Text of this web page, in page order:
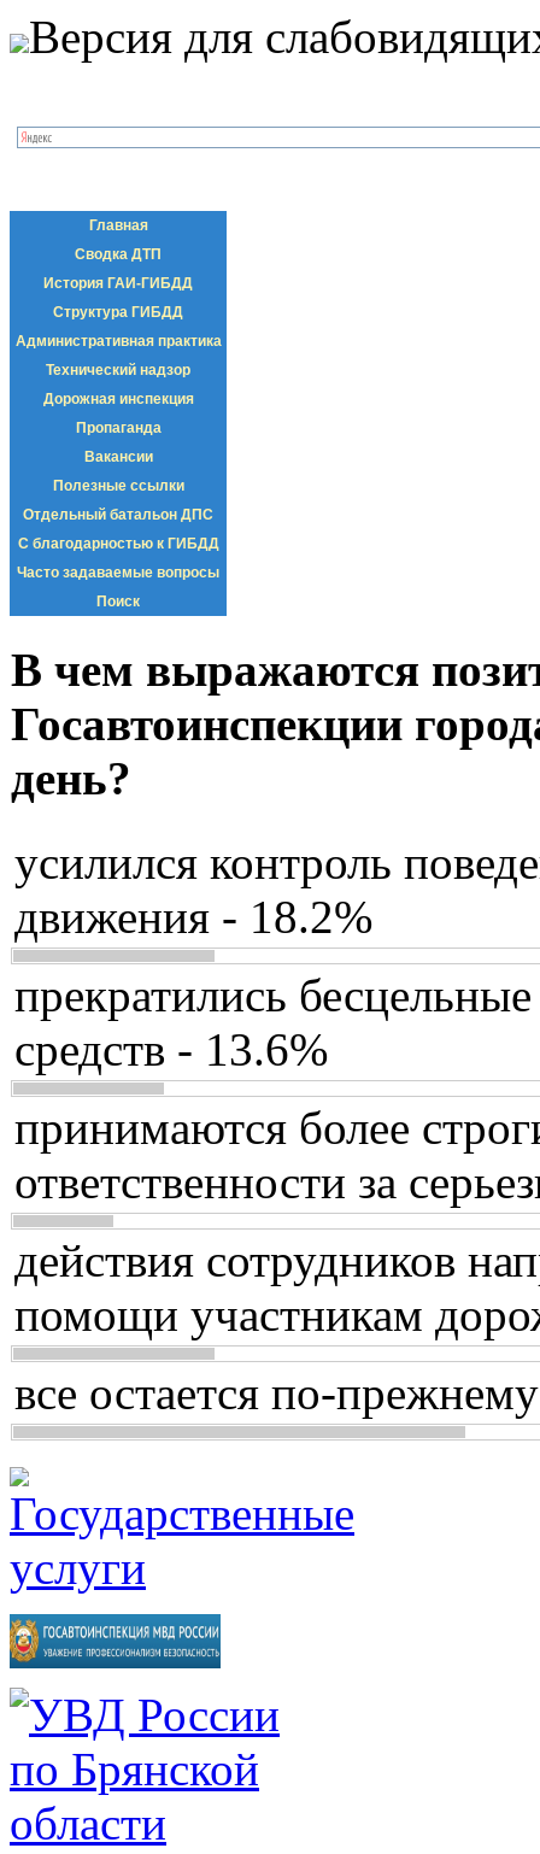
Версия для
Главная
Сводка ДТП
История ГАИ-ГИБДД
Структура ГИБДД
Административная практика
Технический надзор
Дорожная инспекция
Пропаганда
Вакансии
Полезные ссылки
Отдельный батальон ДПС
С благодарностью к ГИБДД
Часто задаваемые вопросы
Поиск
В чем выражаются
Госавтоинспекции
день?
усилился контроль
движения - 18.2%
прекратились
средств - 13.6%
принимаются более
ответственности за
действия сотрудников
помощи участникам
все остается по-